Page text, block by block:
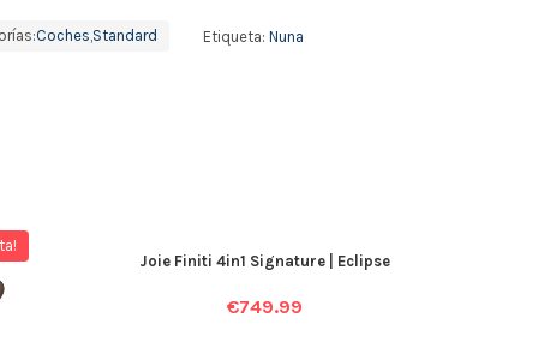
Coches,Standard Etiqueta: Nuna
Joie Finiti 4in1 Signature | Eclipse
€749.99